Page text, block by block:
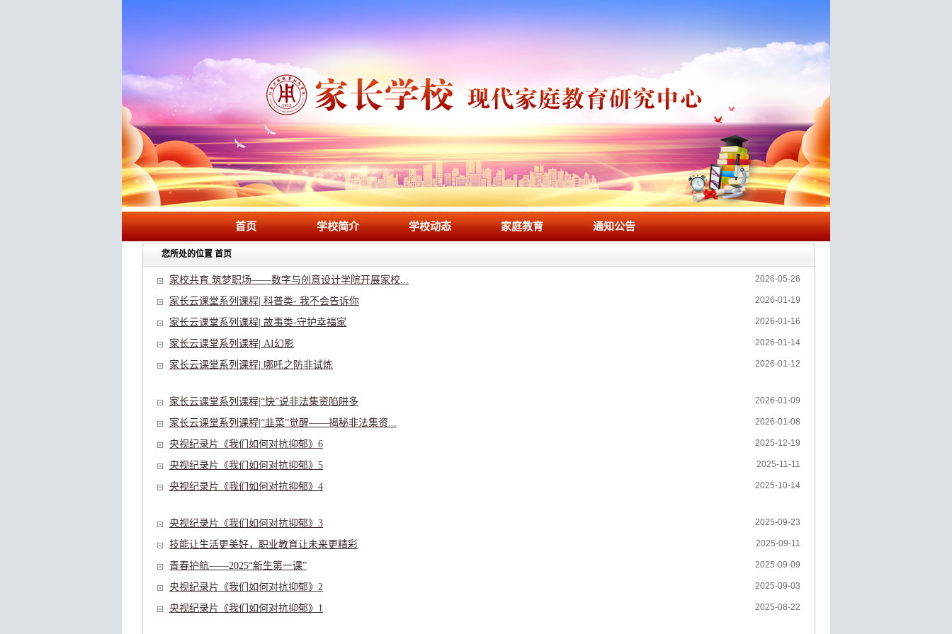
首页 学校简介 学校动态 家庭教育 通知公告
家校共育 筑梦职场——数字与创意设计学院开展家校... 2026-05-26
家长云课堂系列课程| 科普类- 我不会告诉你 2026-01-19
家长云课堂系列课程| 故事类-守护幸福家 2026-01-16
家长云课堂系列课程| AI幻影 2026-01-14
家长云课堂系列课程| 哪吒之防非试炼 2026-01-12
家长云课堂系列课程|“快”说非法集资陷阱多 2026-01-09
家长云课堂系列课程|“韭菜”觉醒——揭秘非法集资... 2026-01-08
央视纪录片《我们如何对抗抑郁》6 2025-12-19
央视纪录片《我们如何对抗抑郁》5 2025-11-11
央视纪录片《我们如何对抗抑郁》4 2025-10-14
央视纪录片《我们如何对抗抑郁》3 2025-09-23
技能让生活更美好，职业教育让未来更精彩 2025-09-11
青春护航——2025“新生第一课” 2025-09-09
央视纪录片《我们如何对抗抑郁》2 2025-09-03
央视纪录片《我们如何对抗抑郁》1 2025-08-22
您所处的位置 首页